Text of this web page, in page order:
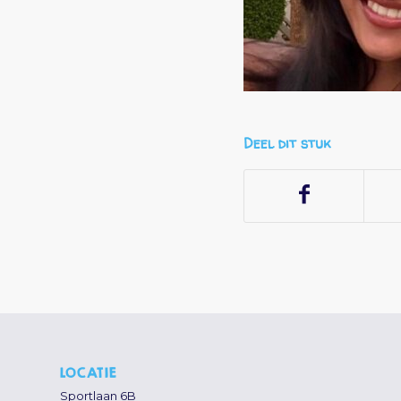
Deel dit stuk
LOCATIE
Sportlaan 6B